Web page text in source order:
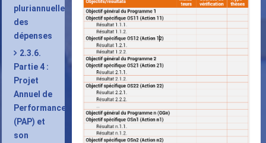
pluriannuelle
des
dépenses
2.3.6.
Partie 4 :
Projet
Annuel de
Performance
(PAP) et
son